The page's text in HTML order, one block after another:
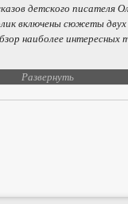
детского писателя
включены сюжеты
наиболее интересных
Развернуть